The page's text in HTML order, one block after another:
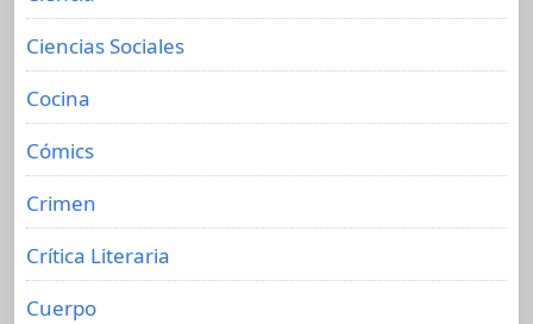
Ciencias Sociales
Cocina
Cómics
Crimen
Crítica Literaria
Cuerpo